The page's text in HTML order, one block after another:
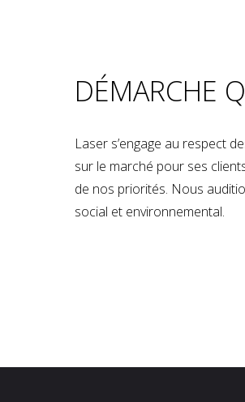
DÉMARCHE
Laser s’engage au respect
sur le marché pour ses
de nos priorités. Nous
social et environnemental.